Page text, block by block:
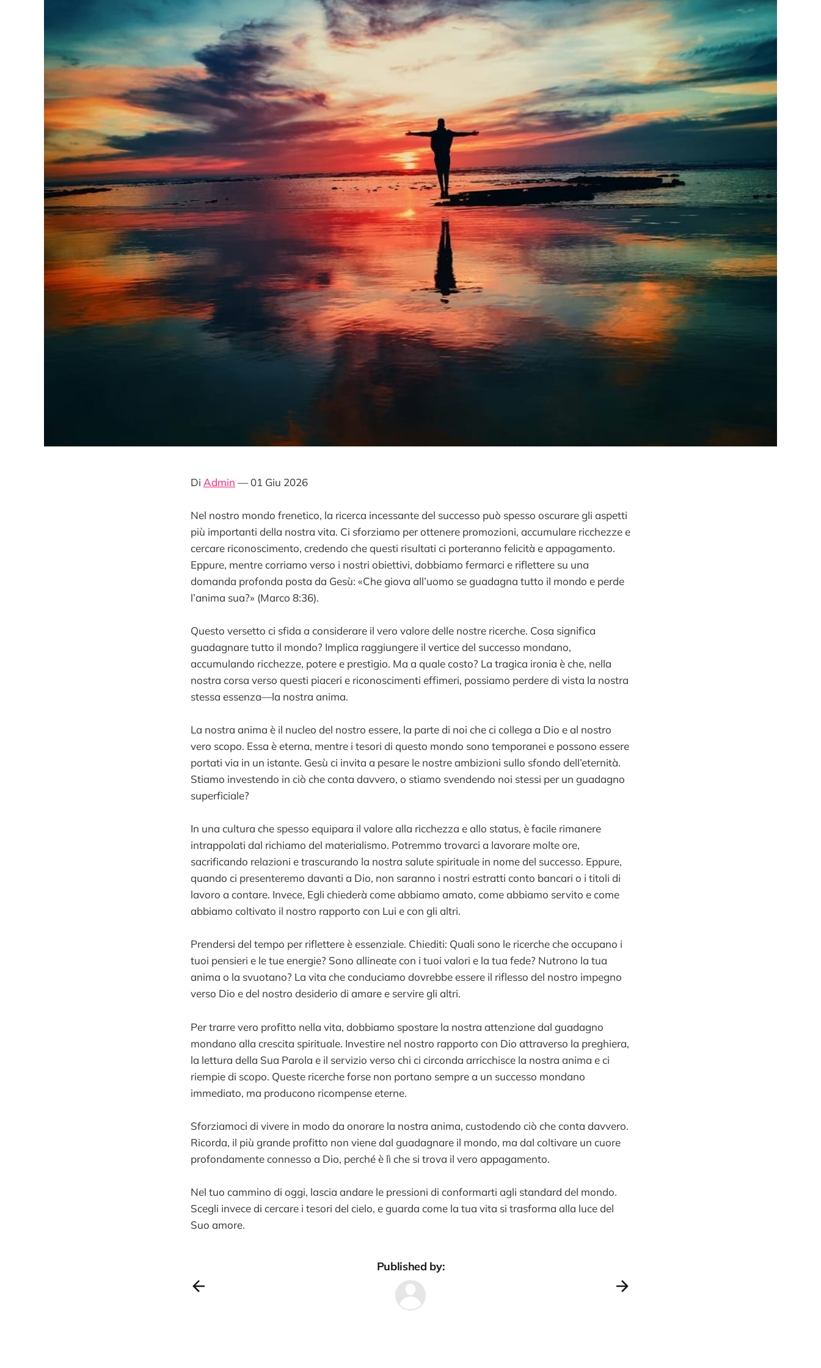
Di Admin — 01 Giu 2026
Nel nostro mondo frenetico, la ricerca incessante del successo può spesso oscurare gli aspetti
più importanti della nostra vita. Ci sforziamo per ottenere promozioni, accumulare ricchezze e
cercare riconoscimento, credendo che questi risultati ci porteranno felicità e appagamento.
Eppure, mentre corriamo verso i nostri obiettivi, dobbiamo fermarci e riflettere su una
domanda profonda posta da Gesù: «Che giova all’uomo se guadagna tutto il mondo e perde
l’anima sua?» (Marco 8:36).
Questo versetto ci sfida a considerare il vero valore delle nostre ricerche. Cosa significa
guadagnare tutto il mondo? Implica raggiungere il vertice del successo mondano,
accumulando ricchezze, potere e prestigio. Ma a quale costo? La tragica ironia è che, nella
nostra corsa verso questi piaceri e riconoscimenti effimeri, possiamo perdere di vista la nostra
stessa essenza—la nostra anima.
La nostra anima è il nucleo del nostro essere, la parte di noi che ci collega a Dio e al nostro
vero scopo. Essa è eterna, mentre i tesori di questo mondo sono temporanei e possono essere
portati via in un istante. Gesù ci invita a pesare le nostre ambizioni sullo sfondo dell’eternità.
Stiamo investendo in ciò che conta davvero, o stiamo svendendo noi stessi per un guadagno
superficiale?
In una cultura che spesso equipara il valore alla ricchezza e allo status, è facile rimanere
intrappolati dal richiamo del materialismo. Potremmo trovarci a lavorare molte ore,
sacrificando relazioni e trascurando la nostra salute spirituale in nome del successo. Eppure,
quando ci presenteremo davanti a Dio, non saranno i nostri estratti conto bancari o i titoli di
lavoro a contare. Invece, Egli chiederà come abbiamo amato, come abbiamo servito e come
abbiamo coltivato il nostro rapporto con Lui e con gli altri.
Prendersi del tempo per riflettere è essenziale. Chiediti: Quali sono le ricerche che occupano i
tuoi pensieri e le tue energie? Sono allineate con i tuoi valori e la tua fede? Nutrono la tua
anima o la svuotano? La vita che conduciamo dovrebbe essere il riflesso del nostro impegno
verso Dio e del nostro desiderio di amare e servire gli altri.
Per trarre vero profitto nella vita, dobbiamo spostare la nostra attenzione dal guadagno
mondano alla crescita spirituale. Investire nel nostro rapporto con Dio attraverso la preghiera,
la lettura della Sua Parola e il servizio verso chi ci circonda arricchisce la nostra anima e ci
riempie di scopo. Queste ricerche forse non portano sempre a un successo mondano
immediato, ma producono ricompense eterne.
Sforziamoci di vivere in modo da onorare la nostra anima, custodendo ciò che conta davvero.
Ricorda, il più grande profitto non viene dal guadagnare il mondo, ma dal coltivare un cuore
profondamente connesso a Dio, perché è lì che si trova il vero appagamento.
Nel tuo cammino di oggi, lascia andare le pressioni di conformarti agli standard del mondo.
Scegli invece di cercare i tesori del cielo, e guarda come la tua vita si trasforma alla luce del
Suo amore.
Published by: